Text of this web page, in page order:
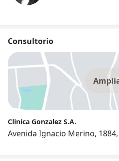
Consultorio
Clinica Gonzalez S.A.
Avenida Ignacio Merino,